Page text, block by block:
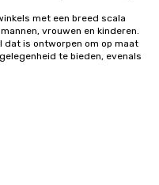
met een breed scala
vrouwen en kinderen.
dat is ontworpen om op maat
te bieden, evenals